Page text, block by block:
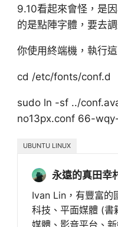
9.10看起來會怪，是
的是點陣字體，要去調
你使用終端機，執行
cd /etc/fonts/conf.d
sudo ln -sf ../
no13px.conf 66-
UBUNTU LINUX
永遠的真田幸
Ivan Lin，有豐富的
科技、平面媒體 (書
媒體、影音平台、